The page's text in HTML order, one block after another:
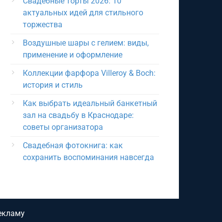
актуальных идей для стильного
торжества
Воздушные шары с гелием: виды,
применение и оформление
Коллекции фарфора Villeroy & Boch:
история и стиль
Как выбрать идеальный банкетный
зал на свадьбу в Краснодаре:
советы организатора
Свадебная фотокнига: как
сохранить воспоминания навсегда